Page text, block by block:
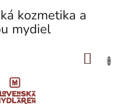
kozmetika a
mydiel